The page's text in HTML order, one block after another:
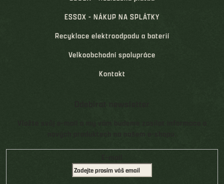
ESSOX - NÁKUP NA SPLÁTKY
Recyklace elektroodpadu a baterií
Velkoobchodní spolupráce
Kontakt